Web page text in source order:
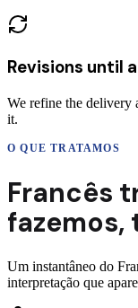
Revisions until
We refine the delivery
it.
O QUE TRATAMOS
Francês
fazemos,
Um instantâneo do
interpretação que